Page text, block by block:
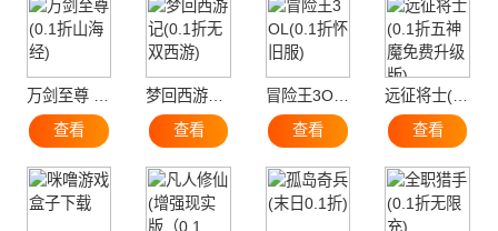
查看
查看
冒险王3OL(0.1折怀旧服)
查看
查看